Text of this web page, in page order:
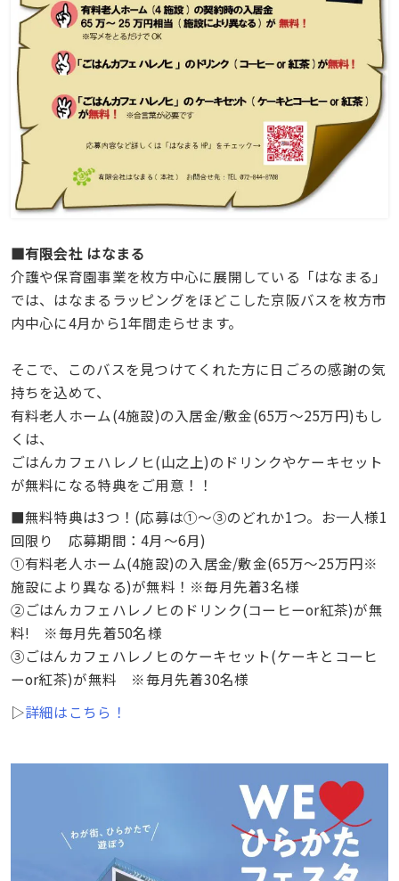
■有限会社 はなまる
介護や保育園事業を枚方中心に展開している「はなまる」
では、はなまるラッピングをほどこした京阪バスを枚方市
内中心に4月から1年間走らせます。
そこで、このバスを見つけてくれた方に日ごろの感謝の気
持ちを込めて、
有料老人ホーム(4施設)の入居金/敷金(65万～25万円)もし
くは、
ごはんカフェハレノヒ(山之上)のドリンクやケーキセット
が無料になる特典をご用意！！
■無料特典は3つ！(応募は①～③のどれか1つ。お一人様1
回限り 応募期間：4月～6月)
①有料老人ホーム(4施設)の入居金/敷金(65万～25万円※
施設により異なる)が無料！※毎月先着3名様
②ごはんカフェハレノヒのドリンク(コーヒーor紅茶)が無
料! ※毎月先着50名様
③ごはんカフェハレノヒのケーキセット(ケーキとコーヒ
ーor紅茶)が無料 ※毎月先着30名様
▷詳細はこちら！